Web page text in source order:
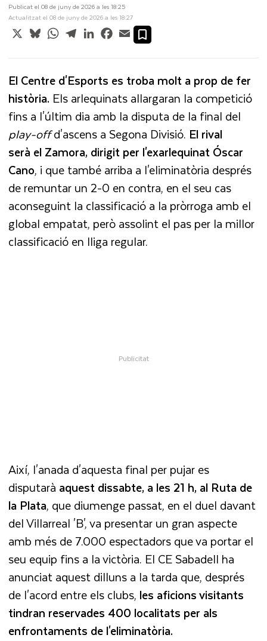
Publicat el 08 de juny de 2026 a les 18:25
Actualitzat el 08 de juny de 2026 a les 18:27
X BlueskyWhatsApp
TelegramLinkedInFacebook
Email
El Centre d'Esports es troba molt a prop de fer
història. Els arlequinats allargaran la competició
fins a l'últim dia amb la disputa de la final del
play-offd'ascens a Segona Divisió. El rival
serà el Zamora, dirigit per l'exarlequinat Óscar
Cano, i que també arriba a l'eliminatòria després
de remuntar un 2-0 en contra, en el seu cas
aconseguint la classificació a la pròrroga amb el
global empatat, però assolint el pas per la millor
classificació en lliga regular.
Així, l'anada d'aquesta final per pujar es
disputarà aquest dissabte, a les 21 h, al Ruta de
la Plata, que diumenge passat, en el duel davant
del Villarreal 'B', va presentar un gran aspecte
amb més de 7.000 espectadors que va portar el
seu equip fins a la victòria. El CE Sabadell ha
anunciat aquest dilluns a la tarda que, després
de l'acord entre els clubs, les aficions visitants
tindran reservades 400 localitats per als
enfrontaments de l'eliminatòria.